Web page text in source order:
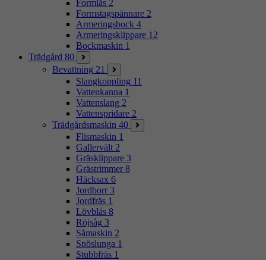
Formlås 2
Formstagspännare 2
Armeringsbock 4
Armeringsklippare 12
Bockmaskin 1
Trädgård 80
Bevattning 21
Slangkoppling 11
Vattenkanna 1
Vattenslang 2
Vattenspridare 2
Trädgårdsmaskin 40
Flismaskin 1
Gallervält 2
Gräsklippare 3
Grästrimmer 8
Häcksax 6
Jordborr 3
Jordfräs 1
Lövblås 8
Röjsåg 3
Såmaskin 2
Snöslunga 1
Stubbfräs 1